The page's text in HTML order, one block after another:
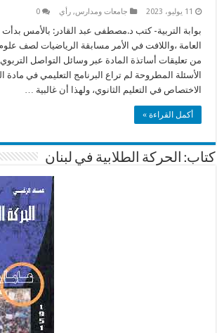
11 يوليو، 2023 جامعات ومدارس,رأي 0
بوابة التربية- كتب د.مصطفى عبد القادر: بالأمس بدأت
العامة ،واللافت في الأمر مسابقة الرياضيات لصف
من تعليقات أساتذة المادة عبر وسائل التواصل
الأسئلة المطروحة لم تراع البرنامج التعليمي في مادة
الاختصاص في التعليم الثانوي، ولهذا أن غالبية …
أكمل القراءة »
كتاب: الحركة الطلابية في لبنان